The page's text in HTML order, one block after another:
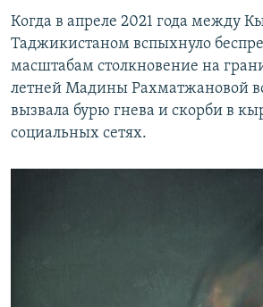
Когда в апреле 2021 года между
Таджикистаном вспыхнуло
масштабам столкновение на
летней Мадины Рахматжановой
вызвала бурю гнева и скорби в
социальных сетях.